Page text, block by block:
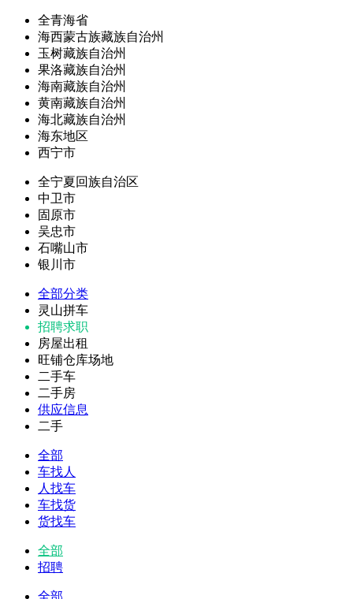
全青海省
海西蒙古族藏族自治州
玉树藏族自治州
果洛藏族自治州
海南藏族自治州
黄南藏族自治州
海北藏族自治州
海东地区
西宁市
全宁夏回族自治区
中卫市
固原市
吴忠市
石嘴山市
银川市
全部分类
灵山拼车
招聘求职
房屋出租
旺铺仓库场地
二手车
二手房
供应信息
二手
全部
车找人
人找车
车找货
货找车
全部
招聘
全部